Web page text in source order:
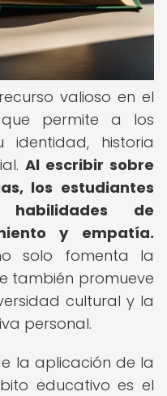
valioso en el
permite a los
identidad, historia
Al escribir sobre
los estudiantes
habilidades de
y empatía.
solo fomenta la
también promueve
cultural y la
personal.
la aplicación de la
educativo es el